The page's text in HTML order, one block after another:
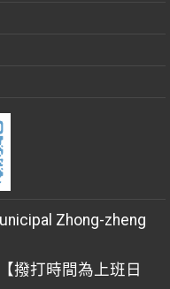
Zhong-zheng
撥打時間為上班日